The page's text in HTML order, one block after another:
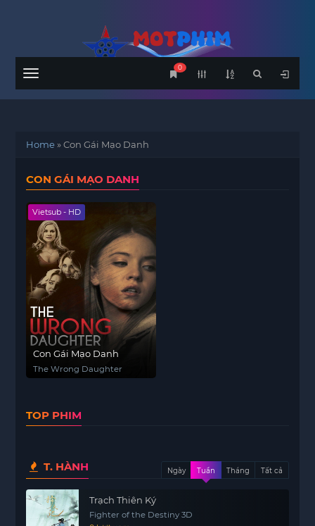
Menu
0
Home»Con Gái Mạo Danh
CON GÁI MẠO DANH
Vietsub - HD
Con Gái Mạo Danh
The Wrong Daughter
TOP PHIM
T. HÀNH Ngày Tuần Tháng Tất cả
Trạch Thiên Ký
Fighter of the Destiny 3D